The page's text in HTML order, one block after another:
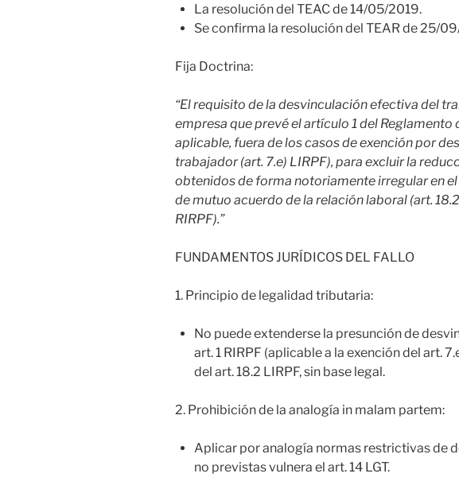
La resolución del TEAC de 14/05/2019.
Se confirma la resolución del TEAR de 25/
Fija Doctrina:
“El requisito de la desvinculación efectiva del
empresa que prevé el artículo 1 del Reglamento
aplicable, fuera de los casos de exención por
trabajador (art. 7.e) LIRPF), para excluir la
obtenidos de forma notoriamente irregular en
de mutuo acuerdo de la relación laboral (art. 18.2
RIRPF).”
FUNDAMENTOS JURÍDICOS DEL FALLO
1. Principio de legalidad tributaria:
No puede extenderse la presunción de
art. 1 RIRPF (aplicable a la exención del art.
del art. 18.2 LIRPF, sin base legal.
2. Prohibición de la analogía in malam partem:
Aplicar por analogía normas restrictivas de
no previstas vulnera el art. 14 LGT.